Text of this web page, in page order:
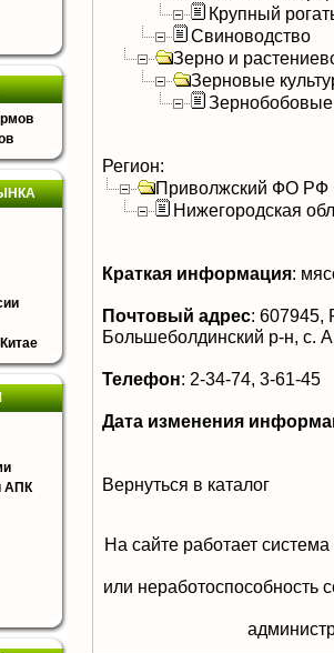
АПК
Крупный
Свиноводство
Зерно и
Зерновые
Зернобобовые
Регион:
Приволжский ФО РФ
Нижегородская
Краткая информация:
Почтовый адрес: 607945,
Большеболдинский р-н, с.
Телефон: 2-34-74, 3-61-45
Дата изменения
Вернуться в каталог
На сайте работает
или неработоспособность